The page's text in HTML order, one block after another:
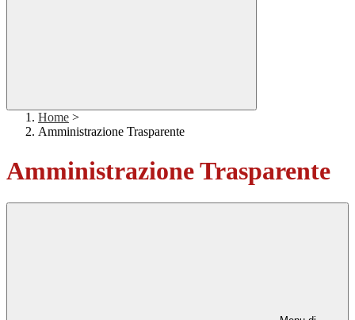
Home >
Amministrazione Trasparente
Amministrazione Trasparente